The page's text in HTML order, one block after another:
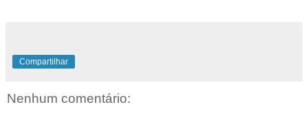
Compartilhar
Nenhum comentário: